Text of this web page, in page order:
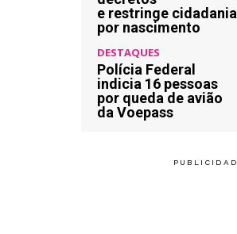
e restringe cidadania
por nascimento
DESTAQUES
Polícia Federal
indicia 16 pessoas
por queda de avião
da Voepass